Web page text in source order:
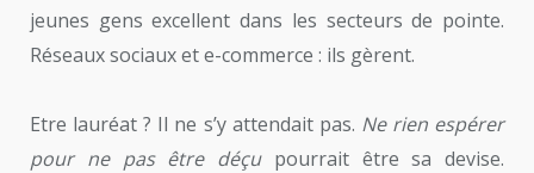
jeunes gens excellent dans les secteurs de pointe.
Réseaux sociaux et e-commerce : ils gèrent.
Etre lauréat ? Il ne s’y attendait pas. Ne rien espérer
pour ne pas être déçupourrait être sa devise.